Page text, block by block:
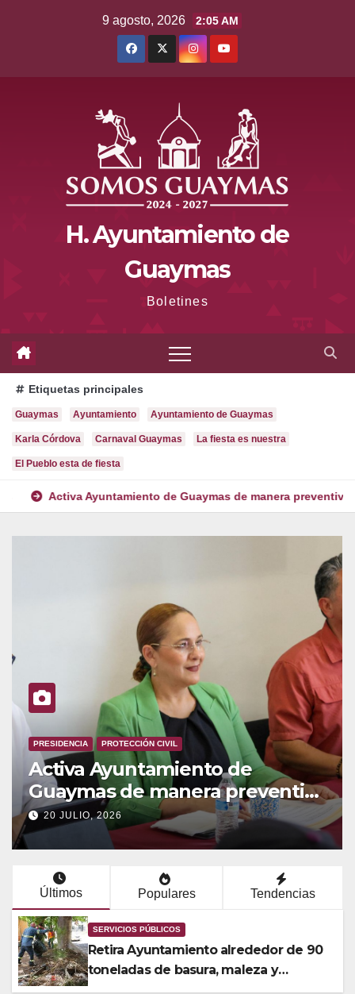
9 agosto, 2026 2:05 AM
H. Ayuntamiento de
Guaymas
Boletines
Etiquetas principales
Guaymas Ayuntamiento Ayuntamiento de Guaymas
Karla Córdova Carnaval Guaymas La fiesta es nuestra
El Pueblo esta de fiesta
Ayuntamiento de Guaymas de manera preventiva el Comité de
SERVICIOS PÚBLICOS
Retira Ayuntamiento alrededor
de 90 toneladas de basura,
maleza y cacharros en Loma
Dorada
6 AGOSTO, 2026
Últimos Populares Tendencias
SERVICIOS PÚBLICOS
Retira Ayuntamiento alrededor de 90
toneladas de basura, maleza y
cacharros en Loma Dorada